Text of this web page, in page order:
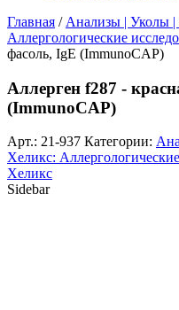
Главная / Анализы | Уколы
Аллергологические
фасоль, IgE (ImmunoCAP)
Аллерген f287 -
(ImmunoCAP)
Арт.: 21-937 Категории:
Хеликс:
Хеликс
Sidebar